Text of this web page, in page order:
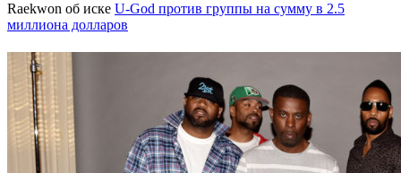
Raekwon об иске U-God против группы на сумму в 2.5
миллиона долларов